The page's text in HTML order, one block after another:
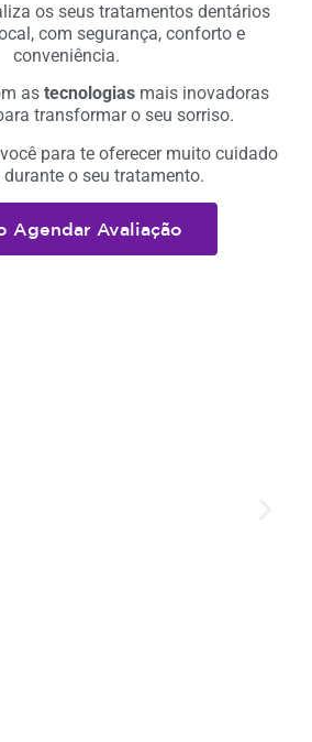
os seus tratamentos dentários
com segurança, conforto e
conveniência.
as tecnologiasmais inovadoras
transformar o seu sorriso.
para te oferecer muito cuidado
o seu tratamento.
Agendar Avaliação